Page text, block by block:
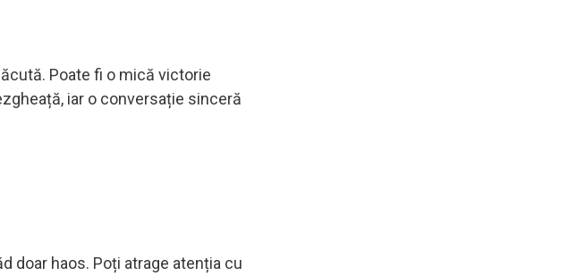
Poate fi o mică victorie
iar o conversație sinceră
doar haos. Poți atrage atenția cu